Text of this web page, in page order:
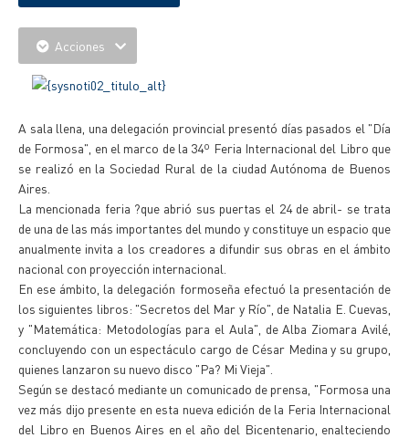
Acciones
A sala llena, una delegación provincial presentó días pasados el "Día
de Formosa", en el marco de la 34º Feria Internacional del Libro que
se realizó en la Sociedad Rural de la ciudad Autónoma de Buenos
Aires.
La mencionada feria ?que abrió sus puertas el 24 de abril- se trata
de una de las más importantes del mundo y constituye un espacio que
anualmente invita a los creadores a difundir sus obras en el ámbito
nacional con proyección internacional.
En ese ámbito, la delegación formoseña efectuó la presentación de
los siguientes libros: "Secretos del Mar y Río", de Natalia E. Cuevas,
y "Matemática: Metodologías para el Aula", de Alba Ziomara Avilé,
concluyendo con un espectáculo cargo de César Medina y su grupo,
quienes lanzaron su nuevo disco "Pa? Mi Vieja".
Según se destacó mediante un comunicado de prensa, "Formosa una
vez más dijo presente en esta nueva edición de la Feria Internacional
del Libro en Buenos Aires en el año del Bicentenario, enalteciendo